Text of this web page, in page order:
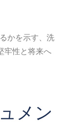
かを示す、洗
牢性と将来へ
メン